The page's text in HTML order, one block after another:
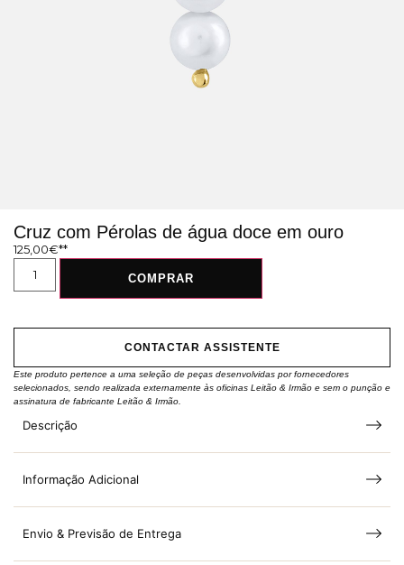
Cruz com Pérolas de água doce em ouro
125,00€
COMPRAR
CONTACTAR ASSISTENTE
Este produto pertence a uma seleção de peças desenvolvidas por fornecedores
selecionados, sendo realizada externamente às oficinas Leitão & Irmão e sem o punção e
assinatura de fabricante Leitão & Irmão.
Descrição
Informação Adicional
Envio & Previsão de Entrega